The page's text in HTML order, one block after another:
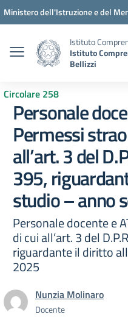
Vai ai contenuti
Vai al menu di navigazione
Vai al footer
Ministero dell'Istruzione e del
Istituto
Istituto
Bellizzi
Circolare 258
Personale
Permessi
all’art. 3 del
395,
studio – anno
Personale docente e
di cui all’art. 3 del
riguardante il diritto
2025
Nunzia Molinaro
Docente